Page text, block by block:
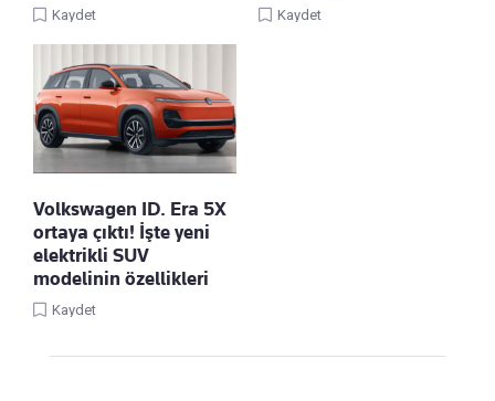
Kaydet Kaydet
Volkswagen ID. Era 5X
ortaya çıktı! İşte yeni
elektrikli SUV
modelinin özellikleri
Kaydet